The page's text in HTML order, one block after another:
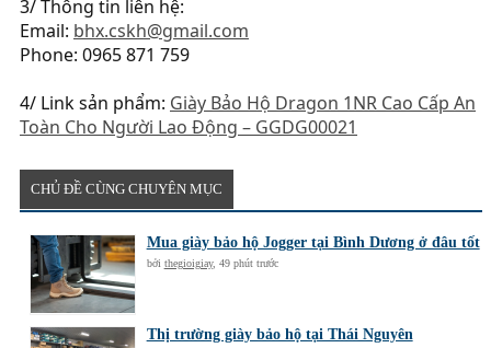
3/ Thông tin liên hệ:
Email: bhx.cskh@gmail.com
Phone: 0965 871 759
4/ Link sản phẩm: Giày Bảo Hộ Dragon 1NR Cao Cấp An
Toàn Cho Người Lao Động – GGDG00021
CHỦ ĐỀ CÙNG CHUYÊN MỤC
Mua giày bảo hộ Jogger tại Bình Dương ở đâu tốt
bởi thegioigiay, 49 phút trước
Thị trường giày bảo hộ tại Thái Nguyên